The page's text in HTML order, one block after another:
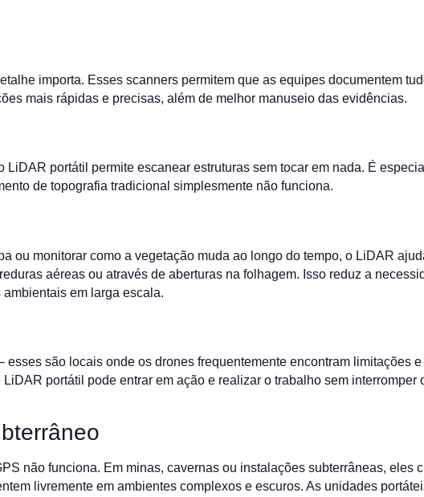
importa. Esses scanners permitem que as equipes documentem
mais rápidas e precisas, além de melhor manuseio das evidências.
portátil permite escanear estruturas sem tocar em nada. É
de topografia tradicional simplesmente não funciona.
ou monitorar como a vegetação muda ao longo do tempo, o LiDAR
aéreas ou através de aberturas na folhagem. Isso reduz a
em larga escala.
são locais onde os drones frequentemente encontram limitações e
portátil pode entrar em ação e realizar o trabalho sem interromper
não funciona. Em minas, cavernas ou instalações subterrâneas, eles
livremente em ambientes complexos e escuros. As unidades